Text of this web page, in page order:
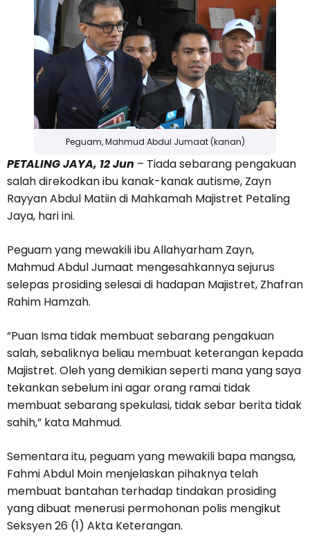
Peguam, Mahmud Abdul Jumaat (kanan)
PETALING JAYA, 12 Jun – Tiada sebarang pengakuan
salah direkodkan ibu kanak-kanak autisme, Zayn
Rayyan Abdul Matiin di Mahkamah Majistret Petaling
Jaya, hari ini.
Peguam yang mewakili ibu Allahyarham Zayn,
Mahmud Abdul Jumaat mengesahkannya sejurus
selepas prosiding selesai di hadapan Majistret, Zhafran
Rahim Hamzah.
“Puan Isma tidak membuat sebarang pengakuan
salah, sebaliknya beliau membuat keterangan kepada
Majistret. Oleh yang demikian seperti mana yang saya
tekankan sebelum ini agar orang ramai tidak
membuat sebarang spekulasi, tidak sebar berita tidak
sahih,” kata Mahmud.
Sementara itu, peguam yang mewakili bapa mangsa,
Fahmi Abdul Moin menjelaskan pihaknya telah
membuat bantahan terhadap tindakan prosiding
yang dibuat menerusi permohonan polis mengikut
Seksyen 26 (1) Akta Keterangan.